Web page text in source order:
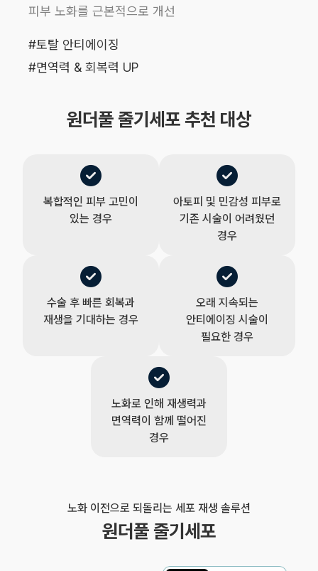
피부 노화를 근본적으로 개선
#토탈 안티에이징
#면역력 & 회복력 UP
원더풀 줄기세포 추천 대상
복합적인 피부 고민이
있는 경우
아토피 및 민감성 피부로
기존 시술이 어려웠던
경우
수술 후 빠른 회복과
재생을 기대하는 경우
오래 지속되는
안티에이징 시술이
필요한 경우
노화로 인해 재생력과
면역력이 함께 떨어진
경우
노화 이전으로 되돌리는 세포 재생 솔루션
원더풀 줄기세포